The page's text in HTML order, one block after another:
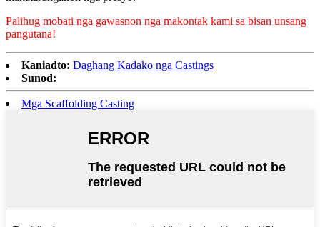
Palihug mobati nga gawasnon nga makontak kami sa bisan unsang
pangutana!
Kaniadto: Daghang Kadako nga Castings
Sunod:
Mga Scaffolding Casting